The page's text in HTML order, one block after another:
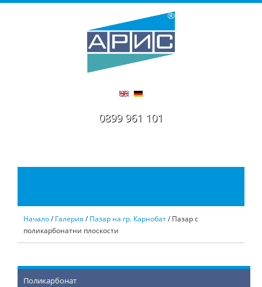
0899 961 101
Начало/ Галерия / Пазар на гр. Карнобат/ Пазар с
поликарбонатни плоскости
Поликарбонат